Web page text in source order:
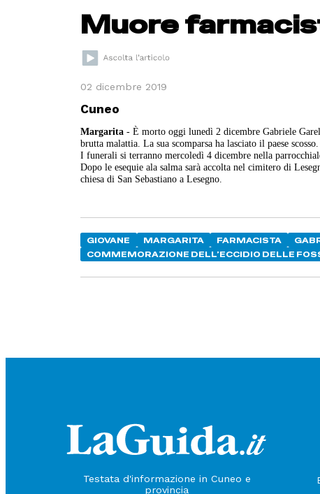
Muore
02 dicembre 2019
Cuneo
Margarita - È morto oggi lunedì 2 dicembre Gabriele
brutta malattia. La sua scomparsa ha lasciato il paese
I funerali si terranno mercoledì 4 dicembre nella
Dopo le esequie ala salma sarà accolta nel cimitero di
chiesa di San Sebastiano a Lesegno.
GIOVANE MARGARITA FARMACISTA
COMMEMORAZIONE DELL’ECCIDIO DELLE
Testata d'informazione in Cuneo e
provincia